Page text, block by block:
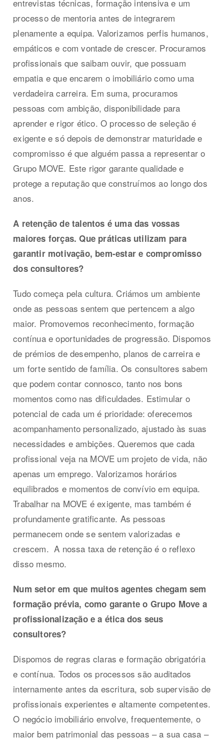
entrevistas técnicas, formação intensiva e um
processo de mentoria antes de integrarem
plenamente a equipa. Valorizamos perfis humanos,
empáticos e com vontade de crescer. Procuramos
profissionais que saibam ouvir, que possuam
empatia e que encarem o imobiliário como uma
verdadeira carreira. Em suma, procuramos
pessoas com ambição, disponibilidade para
aprender e rigor ético. O processo de seleção é
exigente e só depois de demonstrar maturidade e
compromisso é que alguém passa a representar o
Grupo MOVE. Este rigor garante qualidade e
protege a reputação que construímos ao longo dos
anos.
A retenção de talentos é uma das vossas
maiores forças. Que práticas utilizam para
garantir motivação, bem-estar e compromisso
dos consultores?
Tudo começa pela cultura. Criámos um ambiente
onde as pessoas sentem que pertencem a algo
maior. Promovemos reconhecimento, formação
contínua e oportunidades de progressão. Dispomos
de prémios de desempenho, planos de carreira e
um forte sentido de família. Os consultores sabem
que podem contar connosco, tanto nos bons
momentos como nas dificuldades. Estimular o
potencial de cada um é prioridade: oferecemos
acompanhamento personalizado, ajustado às suas
necessidades e ambições. Queremos que cada
profissional veja na MOVE um projeto de vida, não
apenas um emprego. Valorizamos horários
equilibrados e momentos de convívio em equipa.
Trabalhar na MOVE é exigente, mas também é
profundamente gratificante. As pessoas
permanecem onde se sentem valorizadas e
crescem. A nossa taxa de retenção é o reflexo
disso mesmo.
Num setor em que muitos agentes chegam sem
formação prévia, como garante o Grupo Move a
profissionalização e a ética dos seus
consultores?
Dispomos de regras claras e formação obrigatória
e contínua. Todos os processos são auditados
internamente antes da escritura, sob supervisão de
profissionais experientes e altamente competentes.
O negócio imobiliário envolve, frequentemente, o
maior bem patrimonial das pessoas – a sua casa –